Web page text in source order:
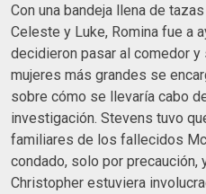
Con una bandeja llena de
Celeste y Luke, Romina fue a
decidieron pasar al comedor
mujeres más grandes se
sobre cómo se llevaría cabo
investigación. Stevens tuvo
familiares de los fallecidos
condado, solo por precaución,
Christopher estuviera